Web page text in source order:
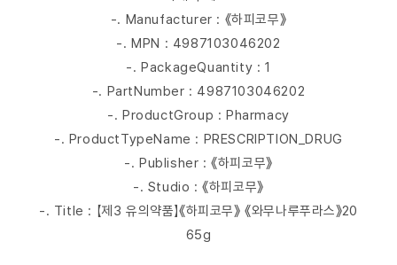
-. Manufacturer : 《하피코무》
-. MPN : 4987103046202
-. PackageQuantity : 1
-. PartNumber : 4987103046202
-. ProductGroup : Pharmacy
-. ProductTypeName : PRESCRIPTION_DRUG
-. Publisher : 《하피코무》
-. Studio : 《하피코무》
-. Title : 【제3 유의약품】《하피코무》 《와무나루푸라스》20
65g